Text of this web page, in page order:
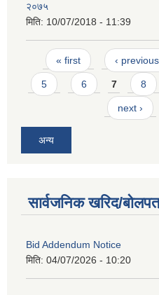
२०७५
मिति: 10/07/2018 - 11:39
Pages
« first ‹ previous
5 6 7 8
next ›
अन्य
सार्वजनिक खरिद/
Bid Addendum Notice
मिति: 04/07/2026 - 10:20